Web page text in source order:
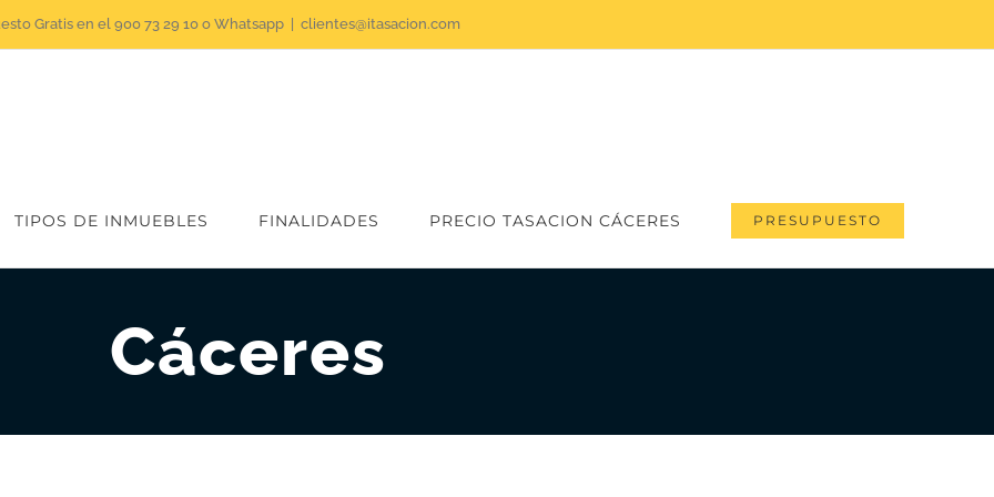
Gratis en el 900 73 29 10 o Whatsapp clientes@itasacion.com
TIPOS DE INMUEBLES FINALIDADES PRECIO TASACION CÁCERES PRESUPUESTO
Cáceres